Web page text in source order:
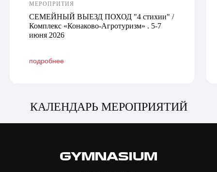
МЕРОПРИТИЯ
СЕМЕЙНЫЙ ВЫЕЗД ПОХОД "4 стихии" /
Комплекс «Конаково-Агротуризм» . 5-7
июня 2026
подробнее
КАЛЕНДАРЬ МЕРОПРИЯТИЙ